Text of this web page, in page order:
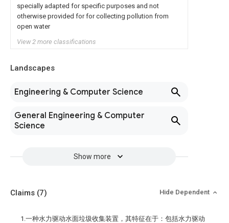
specially adapted for specific purposes and not
otherwise provided for for collecting pollution from
open water
View 2 more classifications
Landscapes
Engineering & Computer Science
General Engineering & Computer
Science
Show more
Claims (7) Hide Dependent
1.一种水力驱动水面垃圾收集装置，其特征在于：包括水力驱动